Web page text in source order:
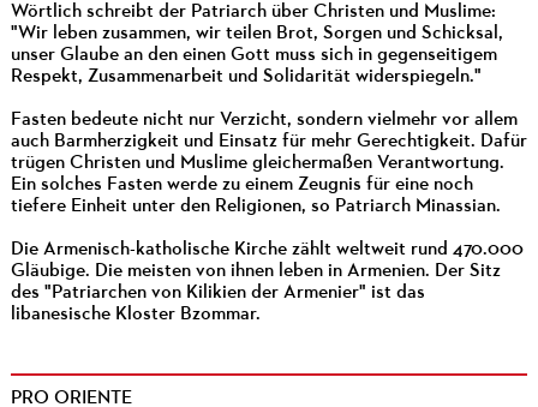
Wörtlich schreibt der Patriarch über Christen und Muslime:
"Wir leben zusammen, wir teilen Brot, Sorgen und Schicksal,
unser Glaube an den einen Gott muss sich in gegenseitigem
Respekt, Zusammenarbeit und Solidarität widerspiegeln."
Fasten bedeute nicht nur Verzicht, sondern vielmehr vor allem
auch Barmherzigkeit und Einsatz für mehr Gerechtigkeit. Dafür
trügen Christen und Muslime gleichermaßen Verantwortung.
Ein solches Fasten werde zu einem Zeugnis für eine noch
tiefere Einheit unter den Religionen, so Patriarch Minassian.
Die Armenisch-katholische Kirche zählt weltweit rund 470.000
Gläubige. Die meisten von ihnen leben in Armenien. Der Sitz
des "Patriarchen von Kilikien der Armenier" ist das
libanesische Kloster Bzommar.
PRO ORIENTE